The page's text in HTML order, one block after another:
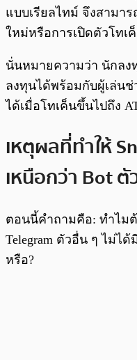
แบบเรียลไทม์ จึงสามา
ใหม่หรือการเปิดตัวโทเ
นั่นหมายความว่า นักลง
ลงทุนได้พร้อมกับผู้เล่นช่
ได้เมื่อโทเค็นขึ้นไปถึง
เหตุผลที่ทำให้
เหนือกว่า Bot
ตอนนี้คำถามคือ: ทำไมต้
Telegram ตัวอื่น ๆ ไม่ไ
หรือ?